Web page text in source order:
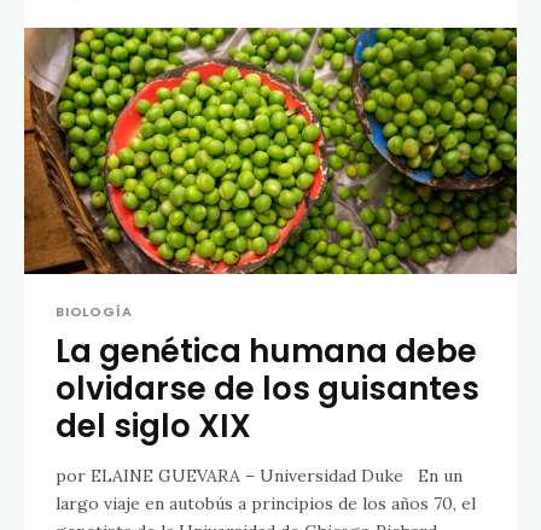
BIOLOGÍA
La genética humana debe
olvidarse de los guisantes
del siglo XIX
por ELAINE GUEVARA – Universidad Duke En un
largo viaje en autobús a principios de los años 70, el